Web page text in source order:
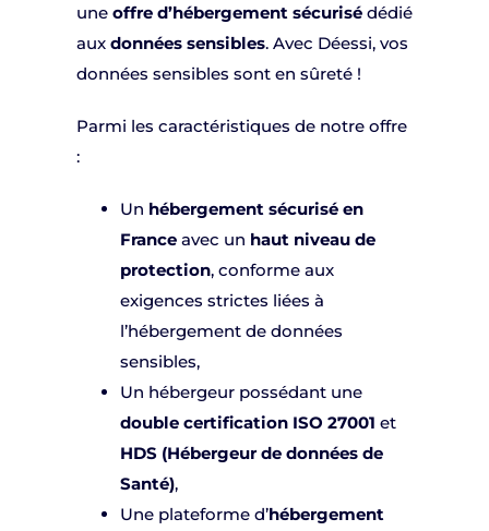
une offre d’hébergement sécurisédédié
aux données sensibles. Avec Déessi, vos
données sensibles sont en sûreté !
Parmi les caractéristiques de notre offre
:
Un hébergement sécurisé en
Franceavec un haut niveau de
protection, conforme aux
exigences strictes liées à
l’hébergement de données
sensibles,
Un hébergeur possédant une
double certification ISO 27001 et
HDS (Hébergeur de données de
Santé),
Une plateforme d’hébergement